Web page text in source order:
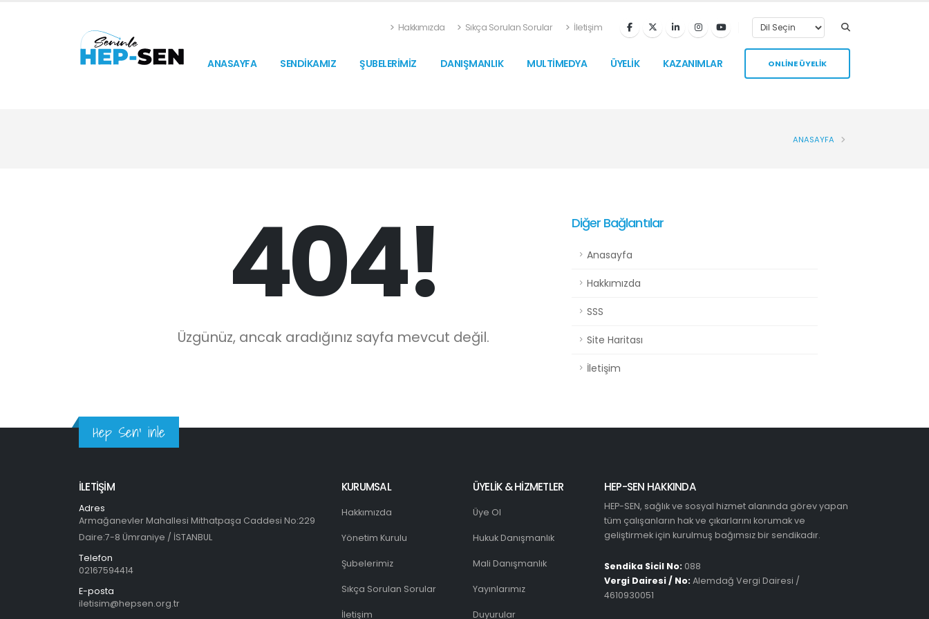
Hakkımızda Sıkça Sorulan Sorular İletişim
ANASAYFA SENDİKAMIZ ŞUBELERİMİZ DANIŞMANLIK MULTİMEDYA ÜYELİK KAZANIMLAR ONLİNE ÜYELİK
ANASAYFA
404!
Üzgünüz, ancak aradığınız sayfa mevcut değil.
Diğer Bağlantılar
Anasayfa
Hakkımızda
SSS
Site Haritası
İletişim
Hep Sen' inle
İLETİŞİM
Adres
Armağanevler Mahallesi Mithatpaşa Caddesi No:229
Daire:7-8 Ümraniye / İSTANBUL
Telefon
02167594414
E-posta
iletisim@hepsen.org.tr
KURUMSAL
Hakkımızda
Yönetim Kurulu
Şubelerimiz
Sıkça Sorulan Sorular
İletişim
ÜYELİK & HİZMETLER
Üye Ol
Hukuk Danışmanlık
Mali Danışmanlık
Yayınlarımız
Duyurular
HEP-SEN HAKKINDA
HEP-SEN, sağlık ve sosyal hizmet alanında görev yapan
tüm çalışanların hak ve çıkarlarını korumak ve
geliştirmek için kurulmuş bağımsız bir sendikadır.
Sendika Sicil No: 088
Vergi Dairesi / No: Alemdağ Vergi Dairesi /
4610930051